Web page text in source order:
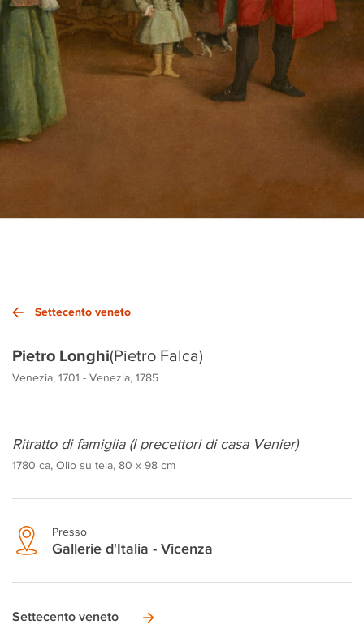
Settecento veneto
Pietro Longhi(Pietro Falca)
Venezia, 1701 - Venezia, 1785
Ritratto di famiglia (I precettori di casa Venier)
1780 ca, Olio su tela, 80 x 98 cm
Presso
Gallerie d'Italia - Vicenza
Settecento veneto